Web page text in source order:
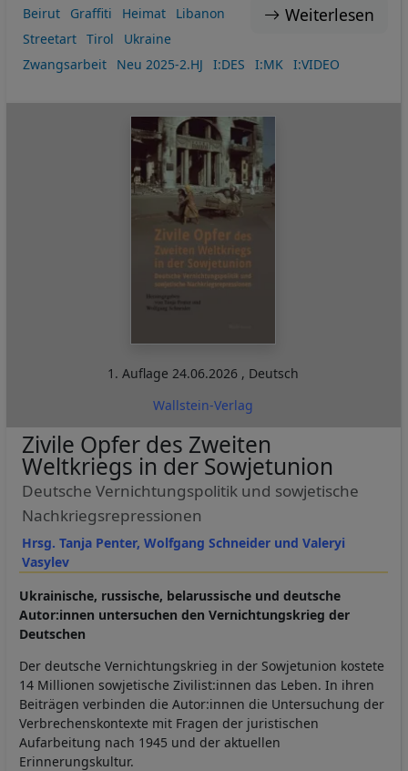
Weiterlesen
Beirut Graffiti Heimat
Libanon
Streetart
Tirol
Ukraine
Zwangsarbeit
Neu 2025-2.HJ I:DES I:MK I:VIDEO
1. Auflage 24.06.2026 , Deutsch
Wallstein-Verlag
Hrsg. Tanja Penter, Wolfgang Schneider und Valeryi
Vasylev
Zivile Opfer des Zweiten
Weltkriegs in der Sowjetunion
Deutsche Vernichtungspolitik und sowjetische
Nachkriegsrepressionen
Ukrainische, russische, belarussische und deutsche
Autor:innen untersuchen den Vernichtungskrieg der
Deutschen
Der deutsche Vernichtungskrieg in der Sowjetunion kostete
14 Millionen sowjetische Zivilist:innen das Leben. In ihren
Beiträgen verbinden die Autor:innen die Untersuchung der
Verbrechenskontexte mit Fragen der juristischen
Aufarbeitung nach 1945 und der aktuellen
Erinnerungskultur.